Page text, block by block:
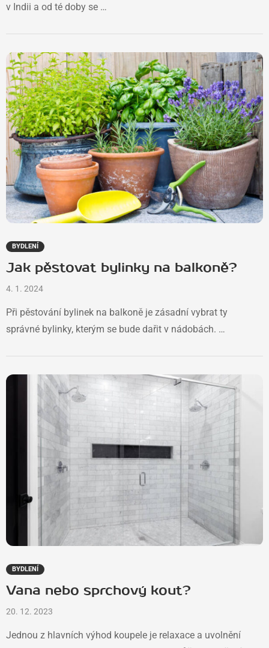
v Indii a od té doby se …
BYDLENÍ
Jak pěstovat bylinky na balkoně?
4. 1. 2024
Při pěstování bylinek na balkoně je zásadní vybrat ty
správné bylinky, kterým se bude dařit v nádobách. …
BYDLENÍ
Vana nebo sprchový kout?
20. 12. 2023
Jednou z hlavních výhod koupele je relaxace a uvolnění